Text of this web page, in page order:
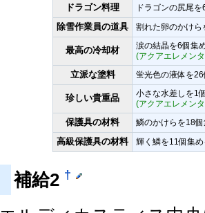
ドラゴン料理 ドラゴンの尻尾
除雪作業員の道具 割れた卵のかけ
最高の冷却材
涙の結晶を6個集
(アクアエレメン
立派な塗料 蛍光色の液体を
珍しい貴重品
小さな水差しを1
(アクアエレメン
保護具の材料 鱗のかけらを18
高級保護具の材料 輝く鱗を11個集
補給2 †